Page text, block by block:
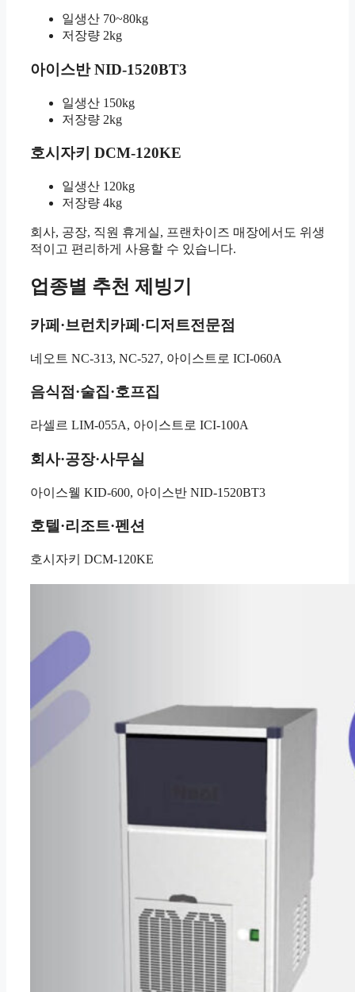
일생산 70~80kg
저장량 2kg
아이스반 NID-1520BT3
일생산 150kg
저장량 2kg
호시자키 DCM-120KE
일생산 120kg
저장량 4kg
회사, 공장, 직원 휴게실, 프랜차이즈 매장에서도 위생
적이고 편리하게 사용할 수 있습니다.
업종별 추천 제빙기
카페·브런치카페·디저트전문점
네오트 NC-313, NC-527, 아이스트로 ICI-060A
음식점·술집·호프집
라셀르 LIM-055A, 아이스트로 ICI-100A
회사·공장·사무실
아이스웰 KID-600, 아이스반 NID-1520BT3
호텔·리조트·펜션
호시자키 DCM-120KE